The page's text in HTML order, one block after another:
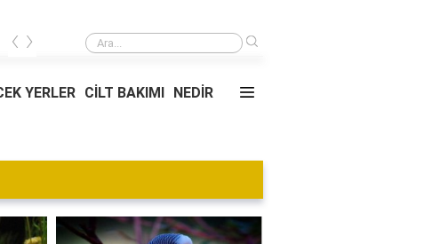
16. haftada bebek hareket edebilir mi?
‹ ›
YERLER CİLT BAKIMI NEDİR